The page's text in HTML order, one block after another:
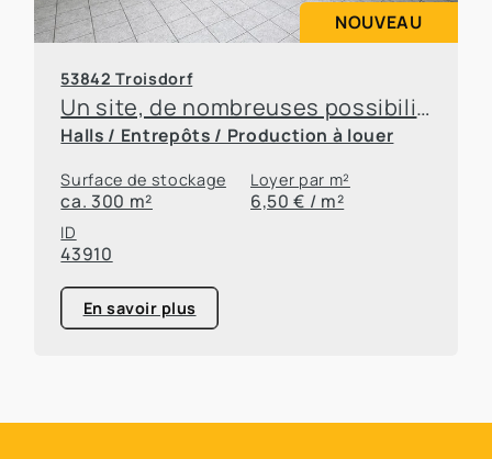
NOUVEAU
53842 Troisdorf
Un site, de nombreuses possibilités – des bureaux et des entrepôts à louer en toute flexibilité
Halls / Entrepôts / Production à louer
Surface de stockage
ca. 300 m²
Loyer par m²
6,50 € / m²
ID
43910
En savoir plus